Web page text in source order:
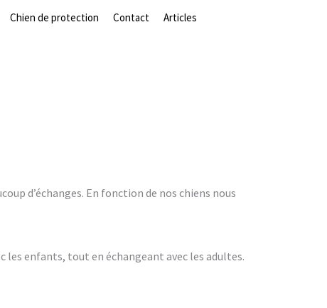
Chien de protection Contact Articles
d’échanges. En fonction de nos chiens nous
les enfants, tout en échangeant avec les adultes.